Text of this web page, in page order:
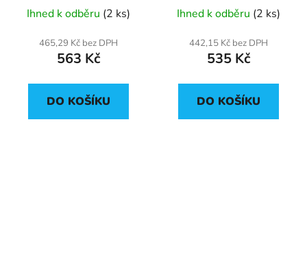
Ihned k odběru (2 ks)
465,29 Kč bez DPH
563 Kč
DO KOŠÍKU
Ihned k odběru (2 ks)
442,15 Kč bez DPH
535 Kč
DO KOŠÍKU